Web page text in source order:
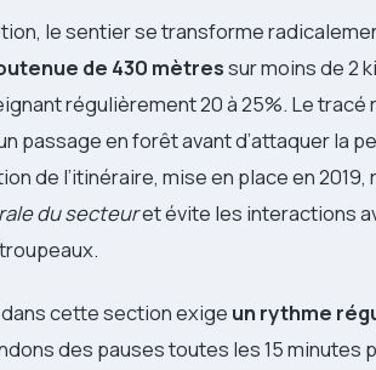
le sentier se transforme
de 430 mètressur moins de 2
régulièrement 20 à 25%. Le
passage en forêt avant d’attaquer la
de l’itinéraire, mise en place en
du secteuret évite les interactions
cette section exige un rythme
des pauses toutes les 15 minutes